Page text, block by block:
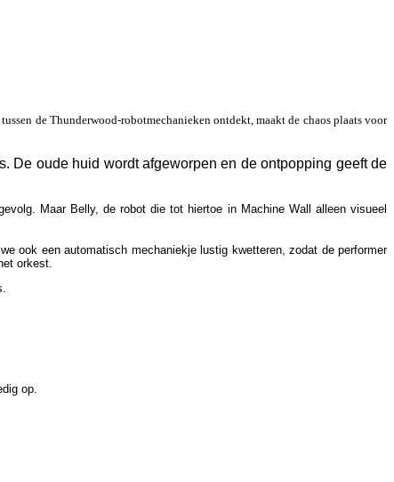
de Thunderwood-robotmechanieken ontdekt, maakt de chaos plaats voor
De oude huid wordt afgeworpen en de ontpopping geeft de
Maar Belly, de robot die tot hiertoe in Machine Wall alleen visueel
ook een automatisch mechaniekje lustig kwetteren, zodat de performer
orkest.
op.